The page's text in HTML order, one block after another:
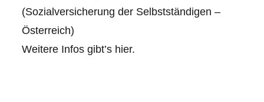
(Sozialversicherung der Selbstständigen –
Österreich)
Weitere Infos gibt’s hier.